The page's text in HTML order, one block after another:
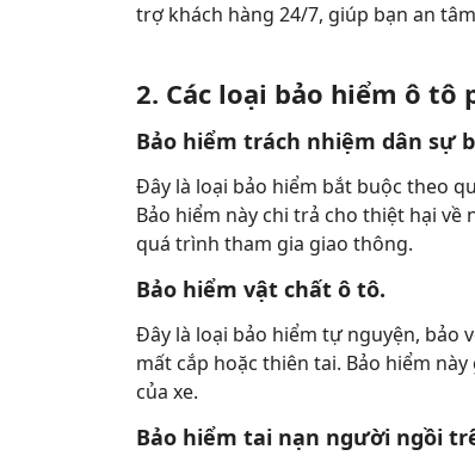
trợ khách hàng 24/7, giúp bạn an
2. Các loại bảo hiểm ô tô
Bảo hiểm trách nhiệm dân sự
Đây là loại bảo hiểm bắt buộc theo
Bảo hiểm này chi trả cho thiệt hại
quá trình tham gia giao thông.
Bảo hiểm vật chất ô tô.
Đây là loại bảo hiểm tự nguyện, bảo
mất cắp hoặc thiên tai. Bảo hiểm
của xe.
Bảo hiểm tai nạn người ngồi